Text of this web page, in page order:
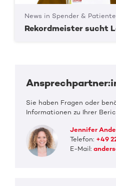
News in Spender &
Rekordmeister sucht
Sie haben Fragen oder
Informationen zu Ihrer
Jennifer
Telefon: +49
E-Mail: